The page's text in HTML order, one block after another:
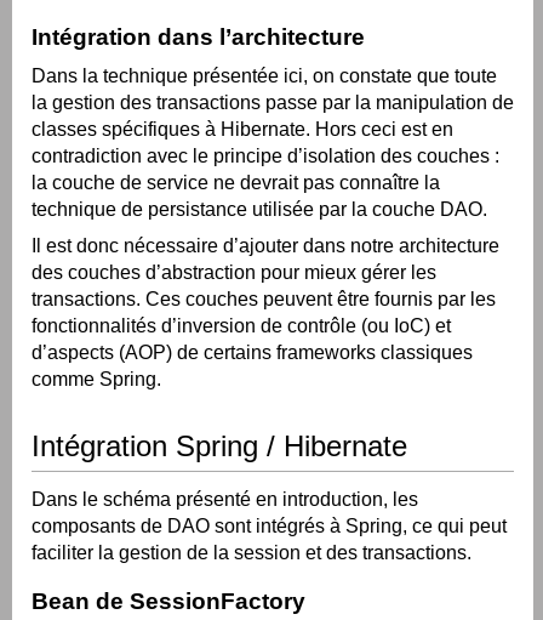
Intégration dans l’architecture
Dans la technique présentée ici, on constate que toute
la gestion des transactions passe par la manipulation de
classes spécifiques à Hibernate. Hors ceci est en
contradiction avec le principe d’isolation des couches :
la couche de service ne devrait pas connaître la
technique de persistance utilisée par la couche DAO.
Il est donc nécessaire d’ajouter dans notre architecture
des couches d’abstraction pour mieux gérer les
transactions. Ces couches peuvent être fournis par les
fonctionnalités d’inversion de contrôle (ou IoC) et
d’aspects (AOP) de certains frameworks classiques
comme Spring.
Intégration Spring / Hibernate
Dans le schéma présenté en introduction, les
composants de DAO sont intégrés à Spring, ce qui peut
faciliter la gestion de la session et des transactions.
Bean de SessionFactory